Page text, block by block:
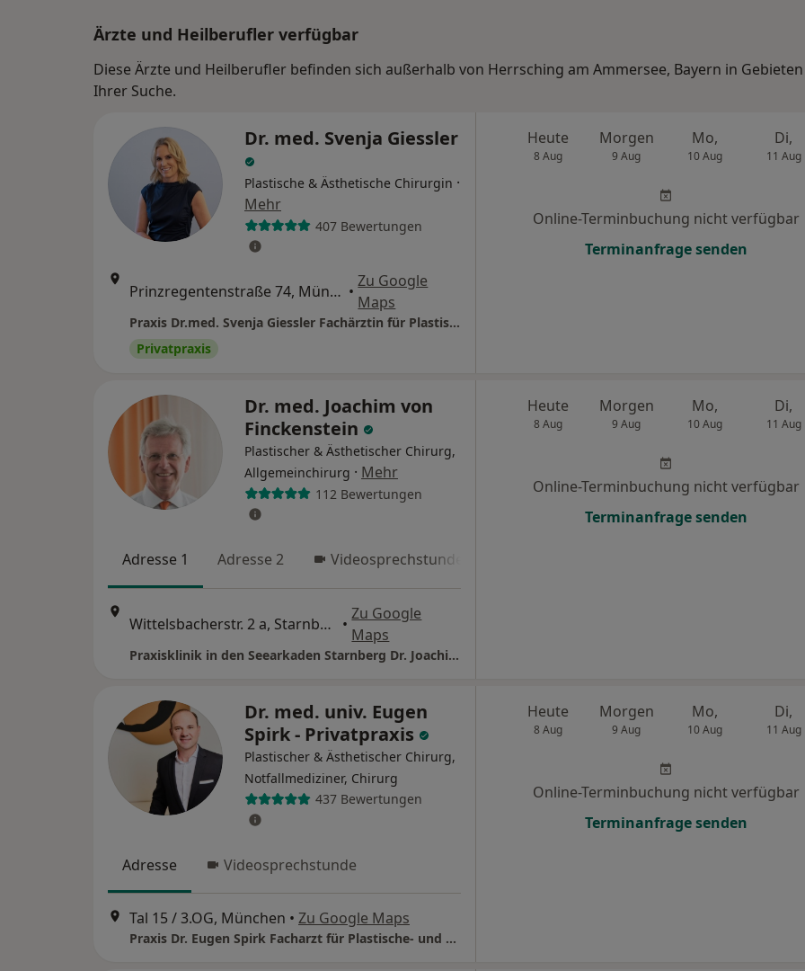
Ärzte und Heilberufler verfügbar
Diese Ärzte und Heilberufler befinden sich außerhalb von Herrsching am Ammersee, Bayern in
Ihrer Suche.
Dr. med. Svenja Giessler
Plastische & Ästhetische Chirurgin ·
Mehr
407 Bewertungen
Prinzregentenstraße 74, München •
Zu Google
Maps
Praxis Dr.med. Svenja Giessler Fachärztin für Plastische- und Ästhetische Chirurgie
Privatpraxis
Heute
8 Aug
Morgen
9 Aug
Mo,
10 Aug
Di,
11 Aug
Online-Terminbuchung nicht verfügbar
Terminanfrage senden
Dr. med. Joachim von
Finckenstein
Plastischer & Ästhetischer Chirurg,
Allgemeinchirurg · Mehr
112 Bewertungen
Adresse 1 Adresse 2 Videosprechstunde
Wittelsbacherstr. 2 a, Starnberg •
Zu Google
Maps
Praxisklinik in den Seearkaden Starnberg Dr. Joachim von Finckenstein Facharzt für Plast. Chirurgie
Heute
8 Aug
Morgen
9 Aug
Mo,
10 Aug
Di,
11 Aug
Online-Terminbuchung nicht verfügbar
Terminanfrage senden
Dr. med. univ. Eugen
Spirk - Privatpraxis
Plastischer & Ästhetischer Chirurg,
Notfallmediziner, Chirurg
437 Bewertungen
Adresse Videosprechstunde
Tal 15 / 3.OG, München • Zu Google Maps
Praxis Dr. Eugen Spirk Facharzt für Plastische- und Ästhetische Chirurgie
Heute
8 Aug
Morgen
9 Aug
Mo,
10 Aug
Di,
11 Aug
Online-Terminbuchung nicht verfügbar
Terminanfrage senden